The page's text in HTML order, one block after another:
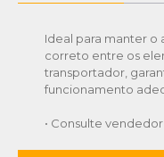
Ideal para manter
correto entre os
transportador,
funcionamento
• Consulte